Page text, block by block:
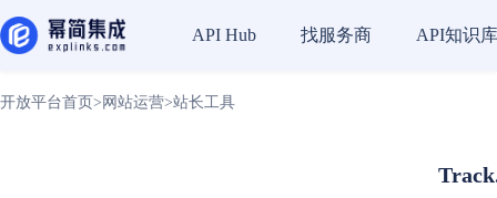
API Hub 找服务商 API知识库
开放平台首页 > 网站运营>站长工具